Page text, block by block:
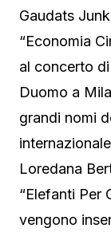
Gaudats
“Economia
al concerto
Duomo a
grandi nomi
Loredana
“Elefanti Per
vengono